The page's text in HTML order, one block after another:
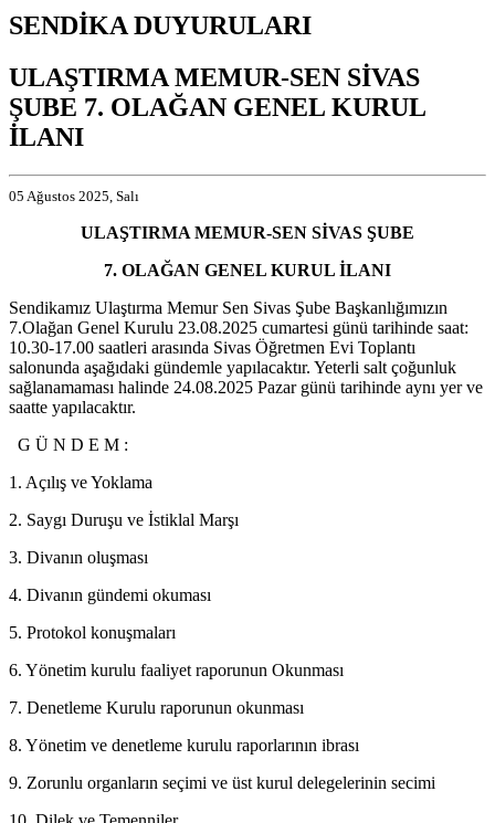
SENDİKA DUYURULARI
ULAŞTIRMA MEMUR-SEN SİVAS
ŞUBE 7. OLAĞAN GENEL KURUL
İLANI
05 Ağustos 2025, Salı
ULAŞTIRMA MEMUR-SEN SİVAS ŞUBE
7. OLAĞAN GENEL KURUL İLANI
Sendikamız Ulaştırma Memur Sen Sivas Şube Başkanlığımızın
7.Olağan Genel Kurulu 23.08.2025 cumartesi günü tarihinde saat:
10.30-17.00 saatleri arasında Sivas Öğretmen Evi Toplantı
salonunda aşağıdaki gündemle yapılacaktır. Yeterli salt çoğunluk
sağlanamaması halinde 24.08.2025 Pazar günü tarihinde aynı yer ve
saatte yapılacaktır.
G Ü N D E M :
1. Açılış ve Yoklama
2. Saygı Duruşu ve İstiklal Marşı
3. Divanın oluşması
4. Divanın gündemi okuması
5. Protokol konuşmaları
6. Yönetim kurulu faaliyet raporunun Okunması
7. Denetleme Kurulu raporunun okunması
8. Yönetim ve denetleme kurulu raporlarının ibrası
9. Zorunlu organların seçimi ve üst kurul delegelerinin secimi